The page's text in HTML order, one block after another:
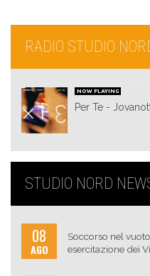
RADIO STUDIO
NOW PLAYING
Per Te
STUDIO NORD
08
AGO
Soccorso nel
esercitazione dei